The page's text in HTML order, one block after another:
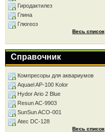
Гиродактилез
Глина
Глюгеоз
Весь список
Справочник
Компресоры для аквариумов
Aquael AP-100 Kolor
Hydor Ario 2 Blue
Resun AC-9903
SunSun ACO-001
Atec DC-128
Весь список